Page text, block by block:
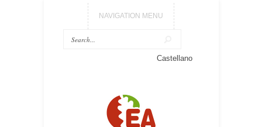
NAVIGATION MENU
Castellano